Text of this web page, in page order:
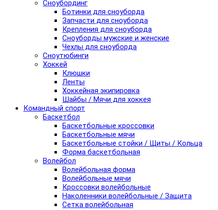
Сноубординг
Ботинки для сноуборда
Запчасти для сноуборда
Крепления для сноуборда
Сноуборды мужские и женские
Чехлы для сноуборда
Сноутюбинги
Хоккей
Клюшки
Ленты
Хоккейная экипировка
Шайбы / Мячи для хоккея
Командный спорт
Баскетбол
Баскетбольные кроссовки
Баскетбольные мячи
Баскетбольные стойки / Щиты / Кольца
Форма баскетбольная
Волейбол
Волейбольная форма
Волейбольные мячи
Кроссовки волейбольные
Наколенники волейбольные / Защита
Сетка волейбольная